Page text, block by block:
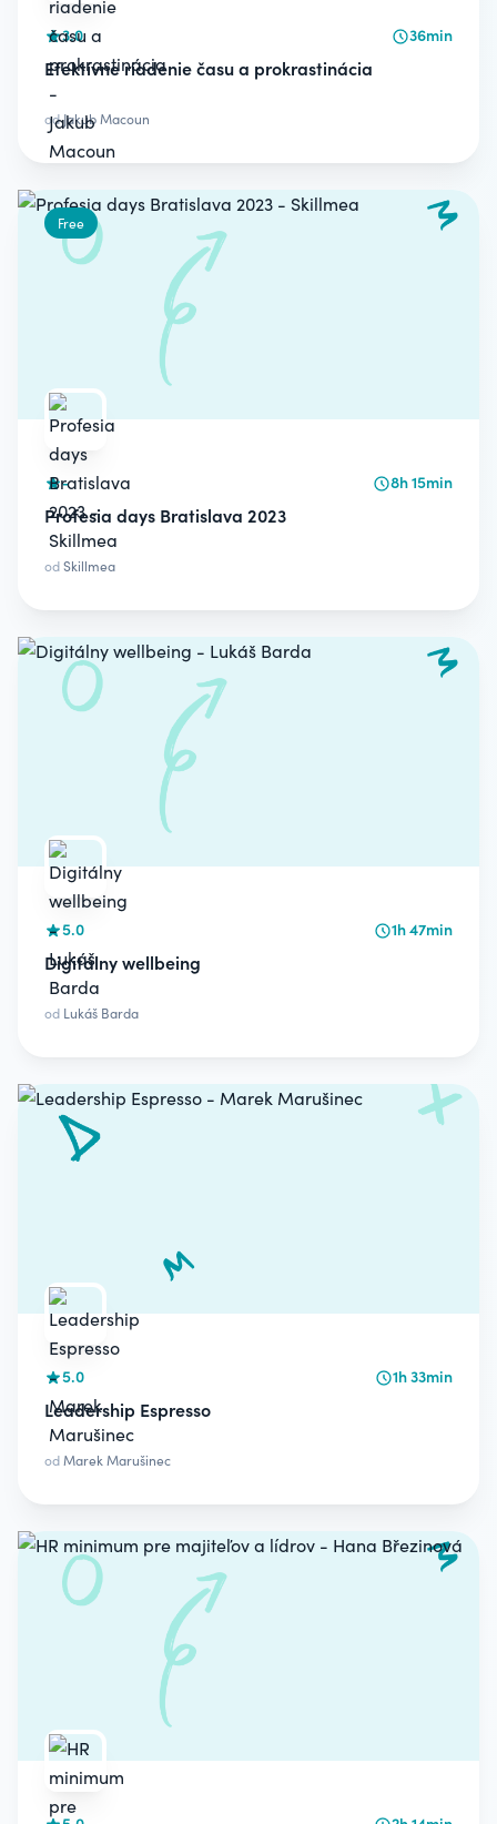
3.0 36min
Efektívne riadenie času a prokrastinácia
odJakub Macoun
Free
- 8h 15min
Profesia days Bratislava 2023
odSkillmea
5.0 1h 47min
Digitálny wellbeing
od Lukáš Barda
5.0 1h 33min
Leadership Espresso
odMarek Marušinec